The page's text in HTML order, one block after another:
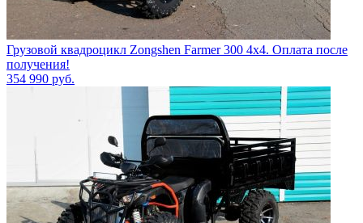
Грузовой квадроцикл Zongshen Farmer 300 4х4. Оплата после
получения!
354 990 руб.